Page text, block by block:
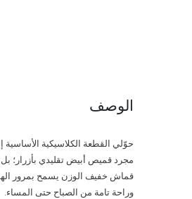
الوصف
مجرد قميص أبيض تقليدي بأزرار؛
قماش خفيف الوزن يسمح بمرور
وراحة تامة من الصباح حتى المساء.